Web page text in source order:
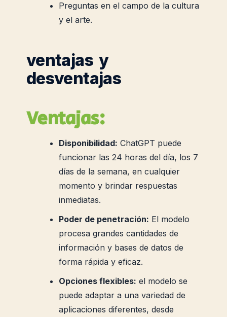
Preguntas en el campo de la cultura
y el arte.
ventajas y
desventajas
Ventajas:
Disponibilidad: ChatGPT puede
funcionar las 24 horas del día, los 7
días de la semana, en cualquier
momento y brindar respuestas
inmediatas.
Poder de penetración: El modelo
procesa grandes cantidades de
información y bases de datos de
forma rápida y eficaz.
Opciones flexibles: el modelo se
puede adaptar a una variedad de
aplicaciones diferentes, desde